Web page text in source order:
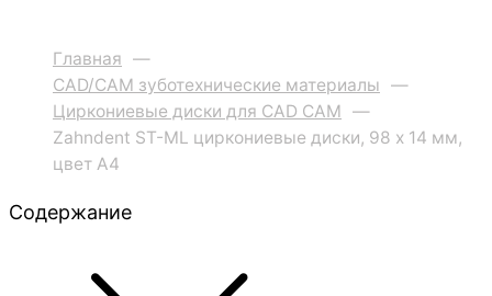
Главная —
CAD/CAM зуботехнические материалы —
Циркониевые диски для CAD CAM —
Zahndent ST-ML циркониевые диски, 98 х 14 мм,
цвет A4
Содержание